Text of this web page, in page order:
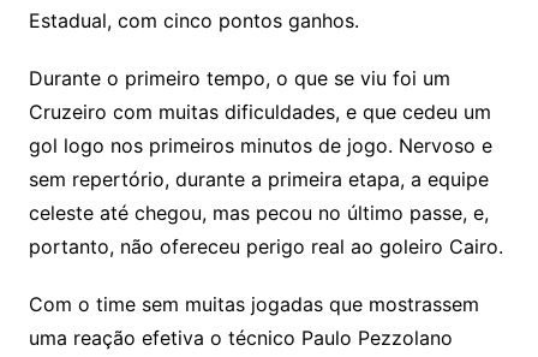
Estadual, com cinco pontos ganhos.
Durante o primeiro tempo, o que se viu foi um
Cruzeiro com muitas dificuldades, e que cedeu um
gol logo nos primeiros minutos de jogo. Nervoso e
sem repertório, durante a primeira etapa, a equipe
celeste até chegou, mas pecou no último passe, e,
portanto, não ofereceu perigo real ao goleiro Cairo.
Com o time sem muitas jogadas que mostrassem
uma reação efetiva o técnico Paulo Pezzolano